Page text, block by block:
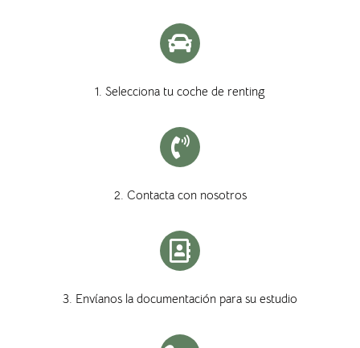
1. Selecciona tu coche de renting
2. Contacta con nosotros
3. Envíanos la documentación para su estudio